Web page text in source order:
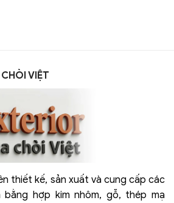
VIỆT
thiết kế, sản xuất và cung cấp các
bằng hợp kim nhôm, gỗ, thép mạ